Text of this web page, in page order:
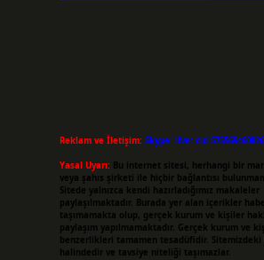
Reklam ve İletişim: Skype:
Yasal Uyarı: Bu internet sitesi, herhangi bir
veya şahıs şirketi ile hiçbir bağlantısı
Sitede yalnızca kendi hazırladığımız makaleler
paylaşılmaktadır. Burada yer alan içerikler
taşımamakta olup, gerçek kurum ve kişiler
paylaşım yapılmamaktadır. Gerçek kurum ve
benzerlikleri tamamen tesadüfidir.
halindedir ve tavsiye niteliği taşımazlar.